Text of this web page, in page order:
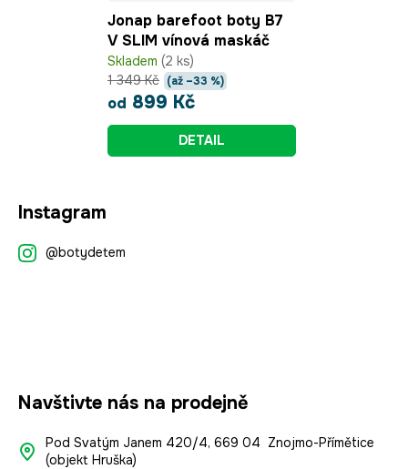
Jonap barefoot boty B7
V SLIM vínová maskáč
Skladem (2 ks)
od 899 Kč
1 349 Kč (až –33 %)
DETAIL
Instagram
@botydetem
Navštivte nás na prodejně
Pod Svatým Janem 420/4, 669 04 Znojmo-Přímětice
(objekt Hruška)